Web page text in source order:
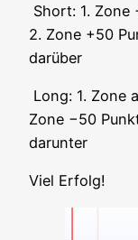
Short: 1.
2. Zone +50
darüber
Long: 1. Zone
Zone −50
darunter
Viel Erfolg!